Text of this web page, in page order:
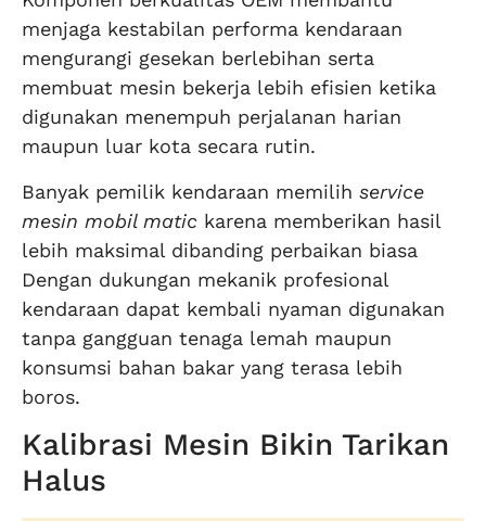
menjaga kestabilan performa kendaraan
mengurangi gesekan berlebihan serta
membuat mesin bekerja lebih efisien ketika
digunakan menempuh perjalanan harian
maupun luar kota secara rutin.
Banyak pemilik kendaraan memilih service
mesin mobil matic karena memberikan hasil
lebih maksimal dibanding perbaikan biasa
Dengan dukungan mekanik profesional
kendaraan dapat kembali nyaman digunakan
tanpa gangguan tenaga lemah maupun
konsumsi bahan bakar yang terasa lebih
boros.
Kalibrasi Mesin Bikin Tarikan
Halus